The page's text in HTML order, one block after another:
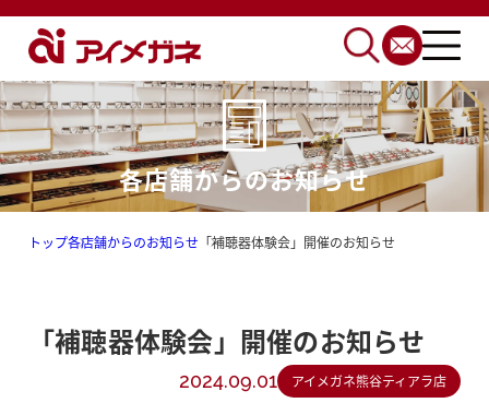
各店舗からのお知らせ
トップ各店舗からのお知らせ 「補聴器体験会」開催のお知らせ
「補聴器体験会」開催のお知らせ
2024.09.01 アイメガネ熊谷ティアラ店